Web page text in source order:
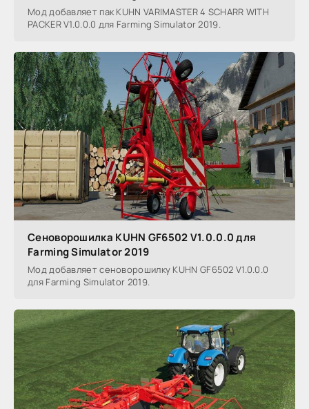
Мод добавляет пак KUHN VARIMASTER 4 SCHARR WITH
PACKER V1.0.0.0 для Farming Simulator 2019.
Сеноворошилка KUHN GF6502 V1.0.0.0 для
Farming Simulator 2019
Мод добавляет сеноворошилку KUHN GF6502 V1.0.0.0
для Farming Simulator 2019.